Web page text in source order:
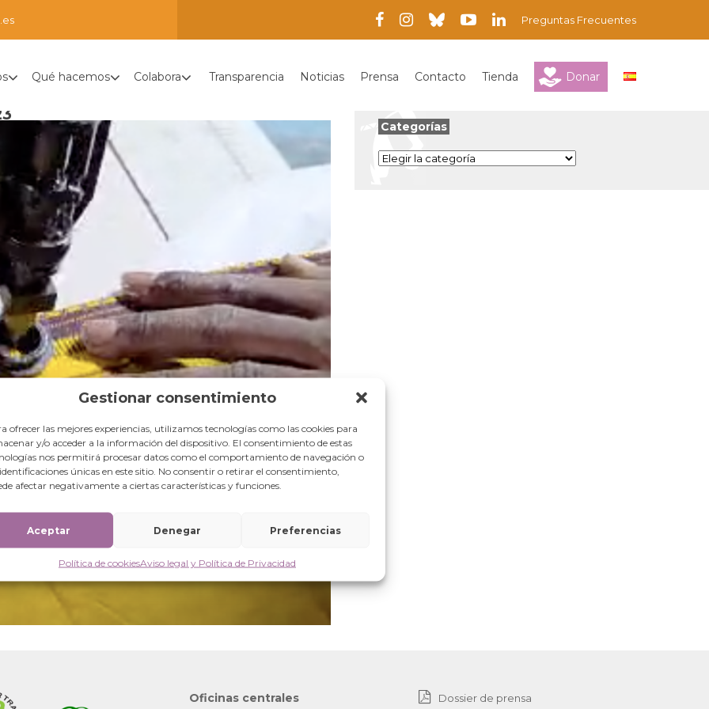
Gestionar consentimiento
ofrecer las mejores experiencias, utilizamos tecnologías como las cookies para
y/o acceder a la información del dispositivo. El consentimiento de estas
nos permitirá procesar datos como el comportamiento de navegación o
únicas en este sitio. No consentir o retirar el consentimiento,
afectar negativamente a ciertas características y funciones.
Aceptar Denegar Preferencias
Política de cookiesAviso legal y Política de Privacidad
Preguntas Frecuentes
Qué hacemos Colabora Transparencia Noticias Prensa Contacto Tienda Donar
Categorías
Categorías
Oficinas centrales Dossier de prensa